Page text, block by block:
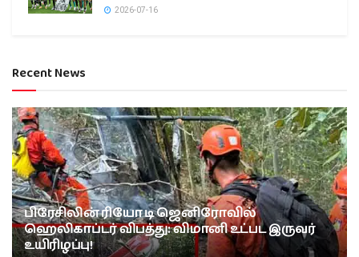
2026-07-16
Recent News
பிரேசிலின் ரியோ டி ஜெனிரோவில்
ஹெலிகாப்டர் விபத்து: விமானி உட்பட இருவர்
உயிரிழப்பு!